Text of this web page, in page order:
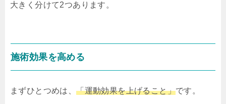
大きく分けて2つあります。
施術効果を高める
まずひとつめは、「運動効果を上げること」です。